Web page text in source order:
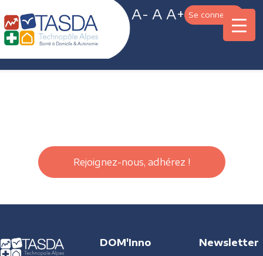
A- A A+ Se connecter
Rejoignez-nous, adhérez !
DOM'Inno Newsletter